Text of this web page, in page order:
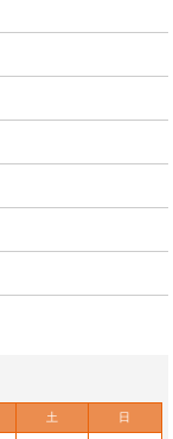
土 日